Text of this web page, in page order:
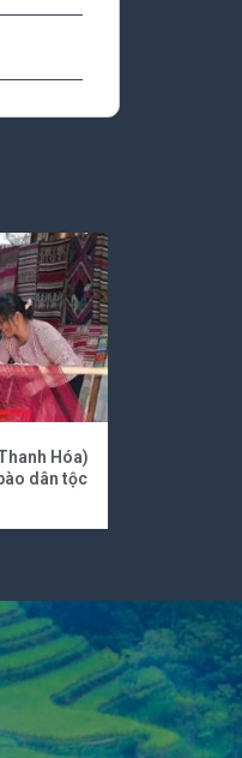
Hóa)
dân tộc